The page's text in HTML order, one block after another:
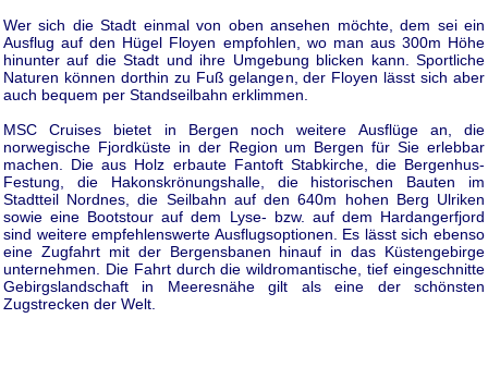
Wer sich die Stadt einmal von oben ansehen möchte, dem sei ein
Ausflug auf den Hügel Floyen empfohlen, wo man aus 300m Höhe
hinunter auf die Stadt und ihre Umgebung blicken kann. Sportliche
Naturen können dorthin zu Fuß gelangen, der Floyen lässt sich aber
auch bequem per Standseilbahn erklimmen.
MSC Cruises bietet in Bergen noch weitere Ausflüge an, die
norwegische Fjordküste in der Region um Bergen für Sie erlebbar
machen. Die aus Holz erbaute Fantoft Stabkirche, die Bergenhus-
Festung, die Hakonskrönungshalle, die historischen Bauten im
Stadtteil Nordnes, die Seilbahn auf den 640m hohen Berg Ulriken
sowie eine Bootstour auf dem Lyse- bzw. auf dem Hardangerfjord
sind weitere empfehlenswerte Ausflugsoptionen. Es lässt sich ebenso
eine Zugfahrt mit der Bergensbanen hinauf in das Küstengebirge
unternehmen. Die Fahrt durch die wildromantische, tief eingeschnitte
Gebirgslandschaft in Meeresnähe gilt als eine der schönsten
Zugstrecken der Welt.